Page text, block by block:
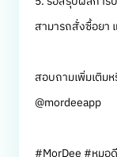
สามารถสั่งซื้อยา
สอบถามเพิ่มเติม
@mordeeapp